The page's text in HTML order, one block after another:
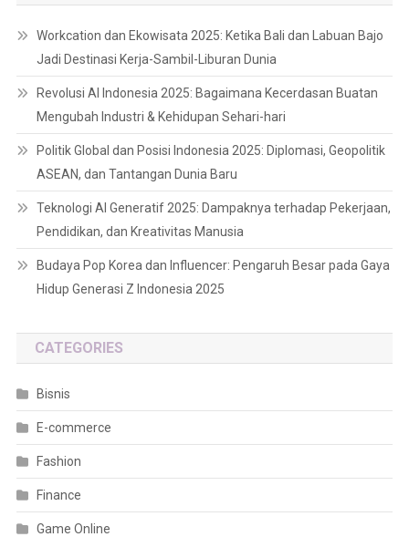
Workcation dan Ekowisata 2025: Ketika Bali dan Labuan Bajo
Jadi Destinasi Kerja-Sambil-Liburan Dunia
Revolusi AI Indonesia 2025: Bagaimana Kecerdasan Buatan
Mengubah Industri & Kehidupan Sehari-hari
Politik Global dan Posisi Indonesia 2025: Diplomasi, Geopolitik
ASEAN, dan Tantangan Dunia Baru
Teknologi AI Generatif 2025: Dampaknya terhadap Pekerjaan,
Pendidikan, dan Kreativitas Manusia
Budaya Pop Korea dan Influencer: Pengaruh Besar pada Gaya
Hidup Generasi Z Indonesia 2025
CATEGORIES
Bisnis
E-commerce
Fashion
Finance
Game Online